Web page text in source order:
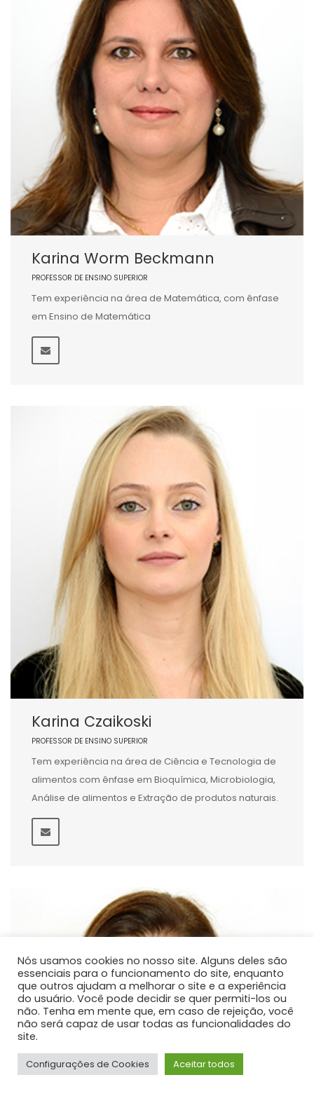
Karina Worm Beckmann
PROFESSOR DE ENSINO SUPERIOR
Tem experiência na área de Matemática, com ênfase
em Ensino de Matemática
Karina Czaikoski
PROFESSOR DE ENSINO SUPERIOR
Tem experiência na área de Ciência e Tecnologia de
alimentos com ênfase em Bioquímica, Microbiologia,
Análise de alimentos e Extração de produtos naturais.
Nós usamos cookies no nosso site. Alguns deles são
essenciais para o funcionamento do site, enquanto
que outros ajudam a melhorar o site e a experiência
do usuário. Você pode decidir se quer permiti-los ou
não. Tenha em mente que, em caso de rejeição, você
não será capaz de usar todas as funcionalidades do
site.
Configurações de Cookies Aceitar todos